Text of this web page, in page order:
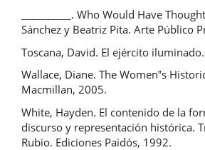
__________. Who Would Have
Sánchez y Beatriz Pita. Arte Público
Toscana, David. El ejército
Wallace, Diane. The Women‟s
Macmillan, 2005.
White, Hayden. El contenido de la
discurso y representación histórica.
Rubio. Ediciones Paidós, 1992.